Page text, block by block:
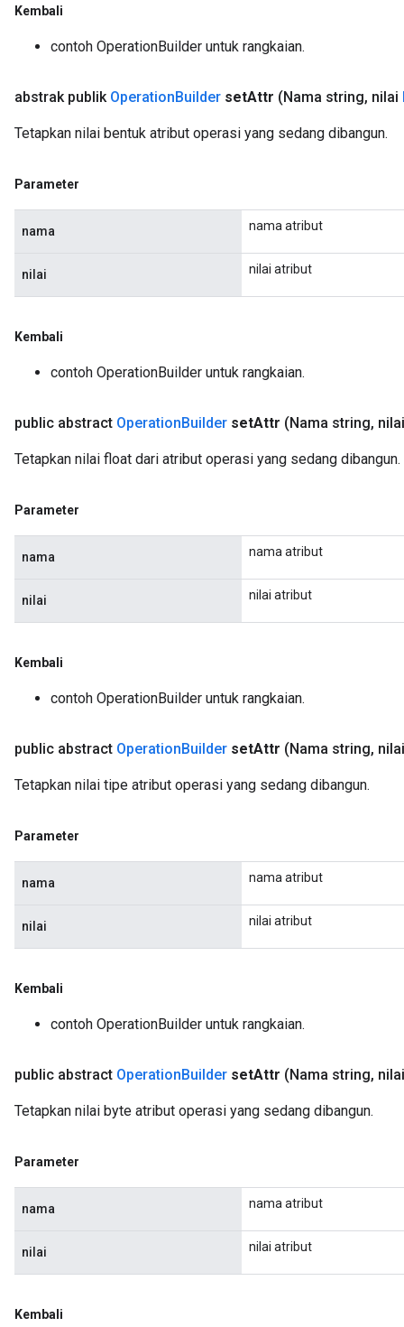
Kembali
contoh OperationBuilder untuk rangkaian.
abstrak publik OperationBuilder setAttr (Nama string, nilai
Tetapkan nilai bentuk atribut operasi yang sedang dibangun.
Parameter
nama nama atribut
nilai nilai atribut
Kembali
contoh OperationBuilder untuk rangkaian.
public abstract OperationBuilder setAttr (Nama string,
Tetapkan nilai float dari atribut operasi yang sedang dibangun.
Parameter
nama nama atribut
nilai nilai atribut
Kembali
contoh OperationBuilder untuk rangkaian.
public abstract OperationBuilder setAttr (Nama string,
Tetapkan nilai tipe atribut operasi yang sedang dibangun.
Parameter
nama nama atribut
nilai nilai atribut
Kembali
contoh OperationBuilder untuk rangkaian.
public abstract OperationBuilder setAttr (Nama string,
Tetapkan nilai byte atribut operasi yang sedang dibangun.
Parameter
nama nama atribut
nilai nilai atribut
Kembali